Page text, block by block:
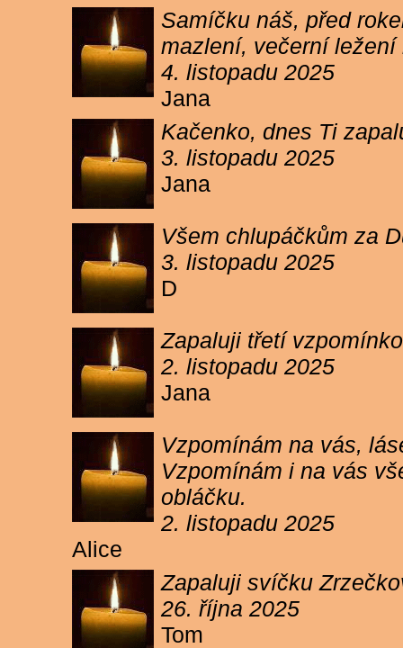
Samíčku náš, před
mazlení, večerní
4. listopadu 2025
Jana
Kačenko, dnes Ti
3. listopadu 2025
Jana
Všem chlupáčkům za
3. listopadu 2025
D
Zapaluji třetí
2. listopadu 2025
Jana
Vzpomínám na vás,
Vzpomínám i na vás
obláčku.
2. listopadu 2025
Alice
Zapaluji svíčku
26. října 2025
Tom